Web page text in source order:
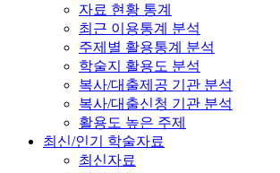
자료 현황 통계
최근 이용통계 분석
주제별 활용통계 분석
학술지 활용도 분석
복사/대출제공 기관 분석
복사/대출신청 기관 분석
활용도 높은 주제
최신/인기 학술자료
최신자료